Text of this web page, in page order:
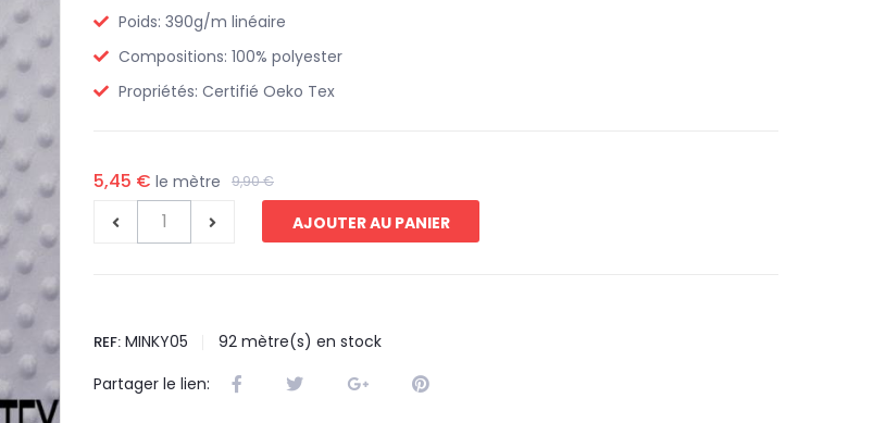
Poids: 390g/m linéaire
Compositions: 100% polyester
Propriétés: Certifié Oeko Tex
5,45 € le mètre 9,90 €
AJOUTER AU PANIER
REF: MINKY05 92 mètre(s) en stock
Partager le lien: